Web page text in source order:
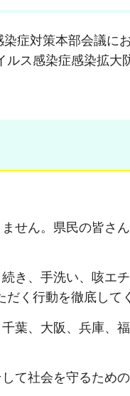
症対策本部会議に
ス感染症感染拡大
せん。県民の皆さ
き、手洗い、咳エ
く行動を徹底して
葉、大阪、兵庫、
て社会を守るため